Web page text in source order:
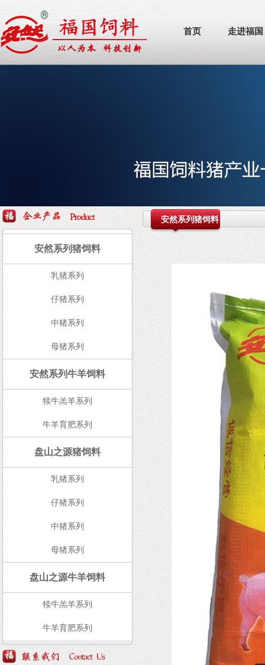
首页 走进福国
安然系列猪饲料
乳猪系列
仔猪系列
中猪系列
母猪系列
安然系列牛羊饲料
犊牛羔羊系列
牛羊育肥系列
盘山之源猪饲料
乳猪系列
仔猪系列
中猪系列
母猪系列
盘山之源牛羊饲料
犊牛羔羊系列
牛羊育肥系列
安然系列猪饲料